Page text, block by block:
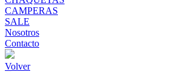
CAMPERAS
SALE
Nosotros
Contacto
Volver